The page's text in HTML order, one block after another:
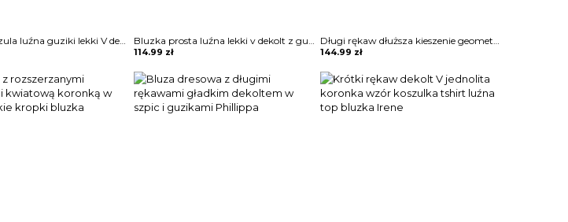
Bluzka koszula luźna guziki lekki V dekolt długie proste rękawy mankiet Zoulfia Bluzka prosta luźna lekki v dekolt z guzikami kołnierzem długie proste rękawy Melusine
114.99 zł
Długi rękaw dłuższa kieszenie geometryczny wzór do pracy na co dzień wygodna sweter bluza Daisie
144.99 zł